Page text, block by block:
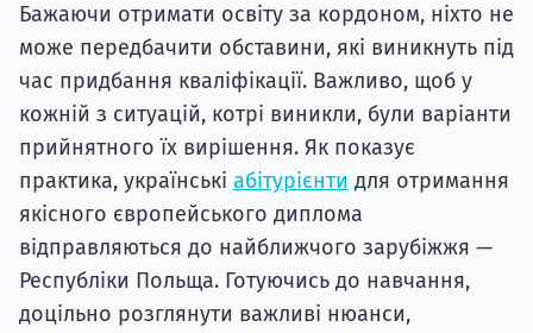
Бажаючи отримати освіту за кордоном, ніхто не
може передбачити обставини, які виникнуть під
час придбання кваліфікації. Важливо, щоб у
кожній з ситуацій, котрі виникли, були варіанти
прийнятного їх вирішення. Як показує
практика, українські абітурієнти для отримання
якісного європейського диплома
відправляються до найближчого зарубіжжя —
Республіки Польща. Готуючись до навчання,
доцільно розглянути важливі нюанси,